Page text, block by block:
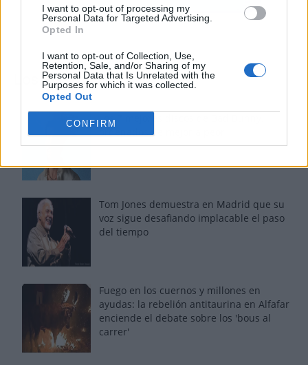
I want to opt-out of processing my
Personal Data for Targeted Advertising.
Opted In
I want to opt-out of Collection, Use,
Retention, Sale, and/or Sharing of my
Personal Data that Is Unrelated with the
Purposes for which it was collected.
Opted Out
CONFIRM
Los más vistos
Los 7 mejores discos de Bad Bunny,
ordenados de mejor a peor
Tom Jones demuestra en Madrid que su
voz sigue desafiando implacable el paso
del tiempo
Fuego en los cuernos y millones en
ayudas: la rebelión antitaurina en Alfafar
enciende el debate sobre los 'bous al
carrer'